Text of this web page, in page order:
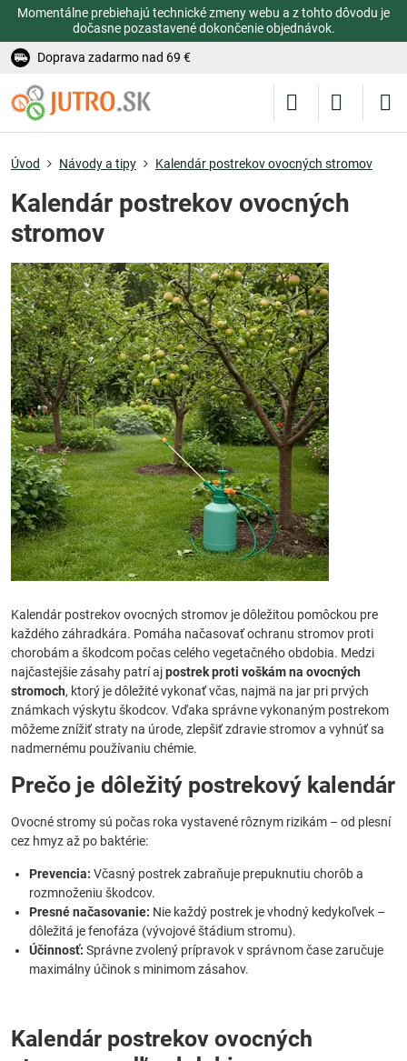
Momentálne prebiehajú technické zmeny webu a z tohto dôvodu je
dočasne pozastavené dokončenie objednávok.
Doprava zadarmo nad 69 €
Úvod Návody a tipy Kalendár postrekov ovocných stromov
Kalendár postrekov ovocných
stromov
Kalendár postrekov ovocných stromov je dôležitou pomôckou pre
každého záhradkára. Pomáha načasovať ochranu stromov proti
chorobám a škodcom počas celého vegetačného obdobia. Medzi
najčastejšie zásahy patrí ajpostrek proti voškám na ovocných
stromoch, ktorý je dôležité vykonať včas, najmä na jar pri prvých
známkach výskytu škodcov. Vďaka správne vykonaným postrekom
môžeme znížiť straty na úrode, zlepšiť zdravie stromov a vyhnúť sa
nadmernému používaniu chémie.
Prečo je dôležitý postrekový kalendár
Ovocné stromy sú počas roka vystavené rôznym rizikám – od plesní
cez hmyz až po baktérie:
Prevencia: Včasný postrek zabraňuje prepuknutiu chorôb a
rozmnoženiu škodcov.
Presné načasovanie: Nie každý postrek je vhodný kedykoľvek –
dôležitá je fenofáza (vývojové štádium stromu).
Účinnosť: Správne zvolený prípravok v správnom čase zaručuje
maximálny účinok s minimom zásahov.
Kalendár postrekov ovocných